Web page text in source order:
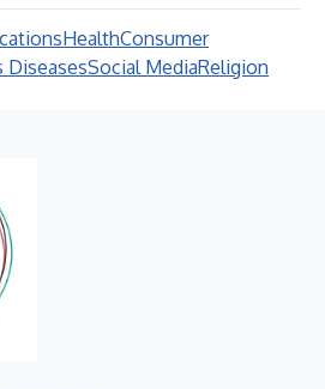
HealthConsumer
Social MediaReligion